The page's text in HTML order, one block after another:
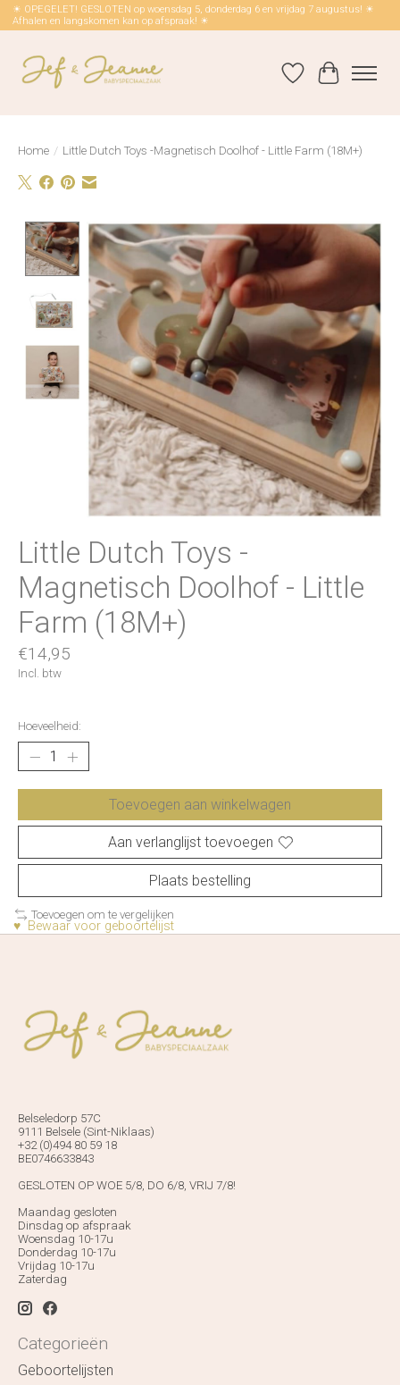
☀ OPEGELET! GESLOTEN op woensdag 5, donderdag 6 en vrijdag 7 augustus! ☀
Afhalen en langskomen kan op afspraak! ☀
Verlanglijst
Home / Little Dutch Toys -Magnetisch Doolhof - Little Farm (18M+)
Product image slideshow Items
Little Dutch Toys -
Magnetisch Doolhof - Little
Farm (18M+)
€14,95
Incl. btw
Hoeveelheid:
Toevoegen aan winkelwagen
Aan verlanglijst toevoegen
Plaats bestelling
Toevoegen om te vergelijken
♥ Bewaar voor geboortelijst
Belseledorp 57C
9111 Belsele (Sint-Niklaas)
+32 (0)494 80 59 18
BE0746633843
GESLOTEN OP WOE 5/8, DO 6/8, VRIJ 7/8!
Maandag gesloten
Dinsdag op afspraak
Woensdag 10-17u
Donderdag 10-17u
Vrijdag 10-17u
Zaterdag
Categorieën
Geboortelijsten